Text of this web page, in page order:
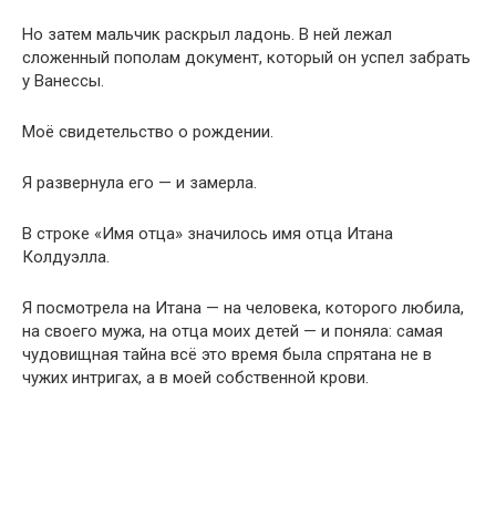
Но затем мальчик раскрыл ладонь. В ней лежал
сложенный пополам документ, который он успел забрать
у Ванессы.
Моё свидетельство о рождении.
Я развернула его — и замерла.
В строке «Имя отца» значилось имя отца Итана
Колдуэлла.
Я посмотрела на Итана — на человека, которого любила,
на своего мужа, на отца моих детей — и поняла: самая
чудовищная тайна всё это время была спрятана не в
чужих интригах, а в моей собственной крови.